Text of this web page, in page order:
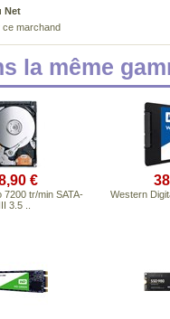
Net
marchand
la même
€
7200 tr/min SATA-
III 3.5 ..
Western